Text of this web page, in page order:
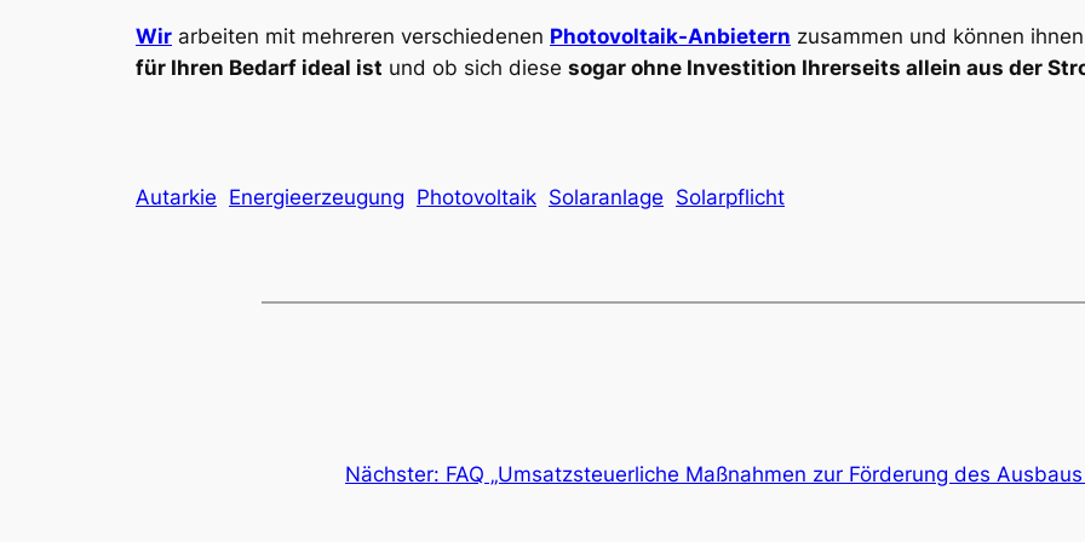
Wir arbeiten mit mehreren verschiedenen Photovoltaik-Anbietern zusammen und können
für Ihren Bedarf ideal ist und ob sich diese sogar ohne Investition Ihrerseits allein aus der
Autarkie Energieerzeugung Photovoltaik Solaranlage Solarpflicht
Nächster: FAQ „Umsatzsteuerliche Maßnahmen zur Förderung des